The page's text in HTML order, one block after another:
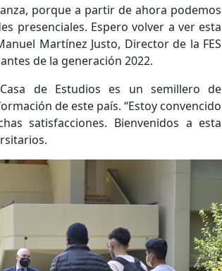
porque a partir de ahora podemos
presenciales. Espero volver a ver esta
Martínez Justo, Director de la FES
de la generación 2022.
de Estudios es un semillero de
de este país. “Estoy convencido
satisfacciones. Bienvenidos a esta